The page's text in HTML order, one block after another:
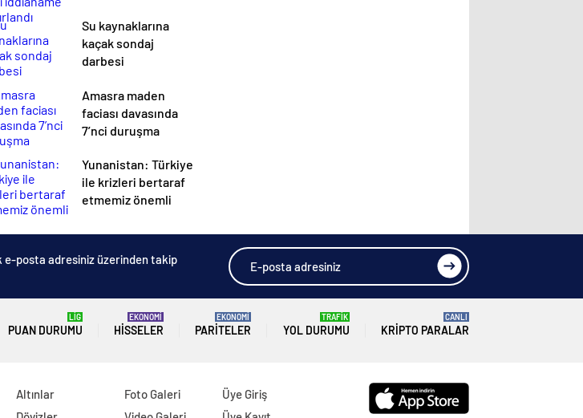
Su kaynaklarına
kaçak sondaj
darbesi
Amasra maden
faciası davasında
7’nci duruşma
Yunanistan: Türkiye
ile krizleri bertaraf
etmemiz önemli
e-posta adresiniz üzerinden takip
PUAN DURUMU
LİG
HISSELER
EKONOMİ
PARITELER
EKONOMİ
YOL DURUMU
TRAFİK
KRIPTO PARALAR
CANLI
Altınlar
Foto Galeri
Üye Giriş